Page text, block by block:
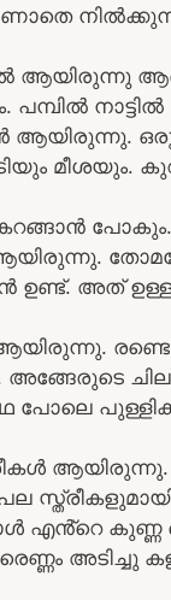
ആയിരുന്നു
പമ്പിൽ
മീശയും.
പോകും.
ഉണ്ട്. അത്
ചില
എൻ്റെ കുണ്ണ
അടിച്ചു